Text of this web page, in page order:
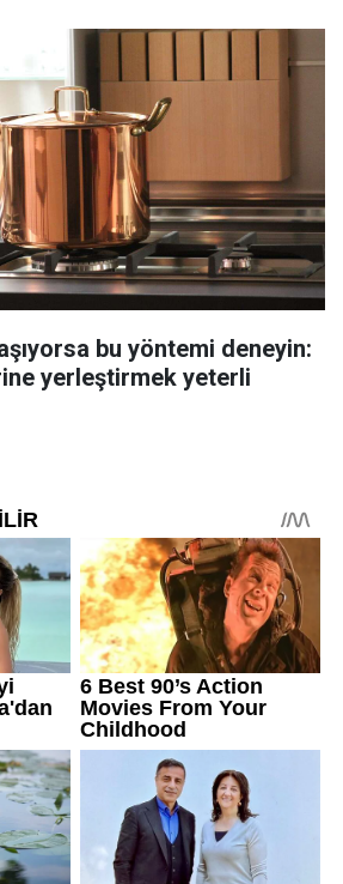
bu yöntemi deneyin:
yerleştirmek yeterli